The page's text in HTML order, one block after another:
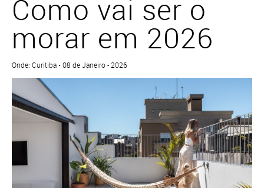
Como vai ser o
morar em 2026
Onde: Curitiba • 08 de Janeiro - 2026